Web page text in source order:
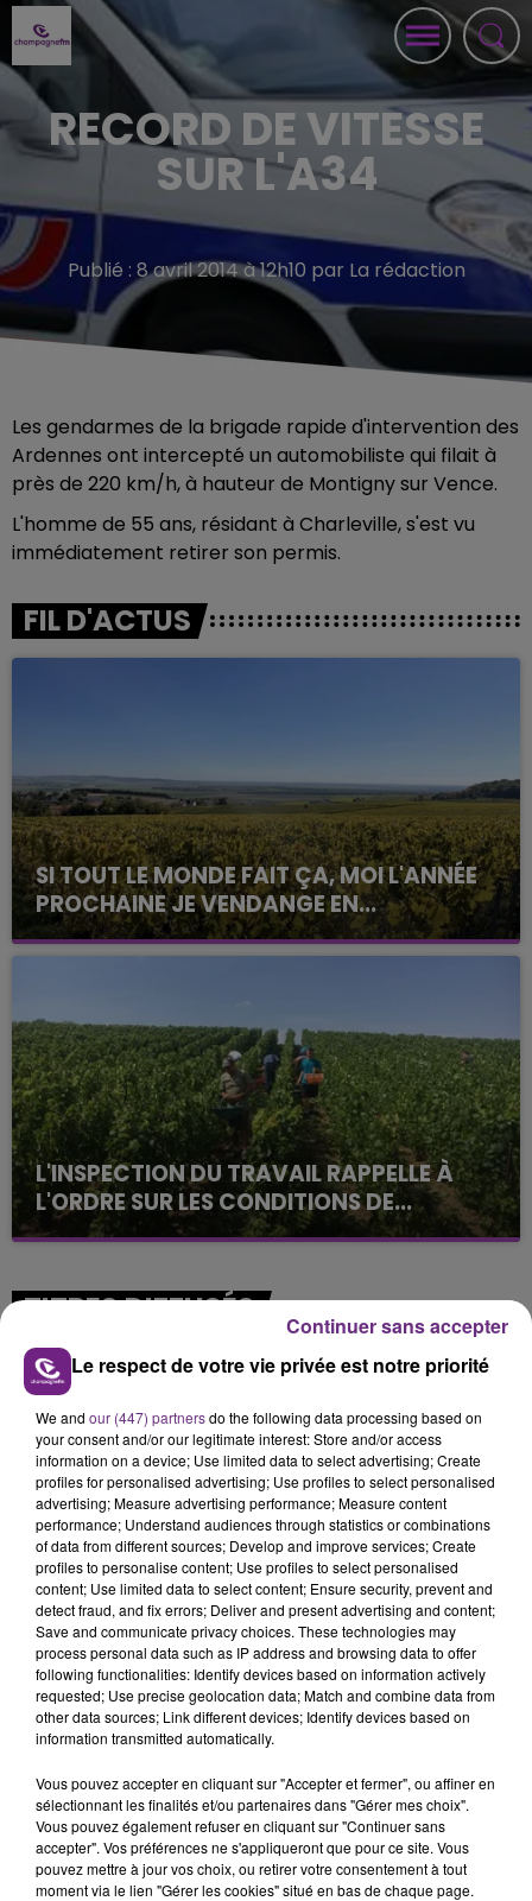
RECORD DE VITESSE
SUR L'A34
Publié : 8 avril 2014 à 12h10 par La rédaction
Les gendarmes de la brigade rapide d'intervention des
Ardennes ont intercepté un automobiliste qui filait à
près de 220 km/h, à hauteur de Montigny sur Vence.
L'homme de 55 ans, résidant à Charleville, s'est vu
immédiatement retirer son permis.
FIL D'ACTUS
SI TOUT LE MONDE FAIT ÇA, MOI L'ANNÉE
PROCHAINE JE VENDANGE EN...
La vendange en Champagne a débuté ce jeudi 6
août dans la commune de Montgueux (Aube). Du
L'INSPECTION DU TRAVAIL RAPPELLE À
L'ORDRE SUR LES CONDITIONS DE...
Alors que les dates de début des vendange 2026
l'inspection du Travail en profite pour rappeler
TITRES DIFFUSÉS
6h30
6h30
ALICIA KEYS
Girl On Fire
BENSON BOONE
The Time Of My Life
6h23
6h23 6h20
6h20
Le respect de votre vie privée est notre priorité
We and our (447) partnersdo the following data processing based on
your consent and/or our legitimate interest: Store and/or access
information on a device; Use limited data to select advertising; Create
profiles for personalised advertising; Use profiles to select personalised
advertising; Measure advertising performance; Measure content
performance; Understand audiences through statistics or combinations
of data from different sources; Develop and improve services; Create
profiles to personalise content; Use profiles to select personalised
content; Use limited data to select content; Ensure security, prevent and
detect fraud, and fix errors; Deliver and present advertising and content;
Save and communicate privacy choices. These technologies may
process personal data such as IP address and browsing data to offer
following functionalities: Identify devices based on information actively
requested; Use precise geolocation data; Match and combine data from
other data sources; Link different devices; Identify devices based on
information transmitted automatically.
Vous pouvez accepter en cliquant sur "Accepter et fermer", ou affiner en
sélectionnant les finalités et/ou partenaires dans "Gérer mes choix".
Vous pouvez également refuser en cliquant sur "Continuer sans
accepter". Vos préférences ne s'appliqueront que pour ce site. Vous
pouvez mettre à jour vos choix, ou retirer votre consentement à tout
moment via le lien "Gérer les cookies" situé en bas de chaque page.
Continuer sans accepter